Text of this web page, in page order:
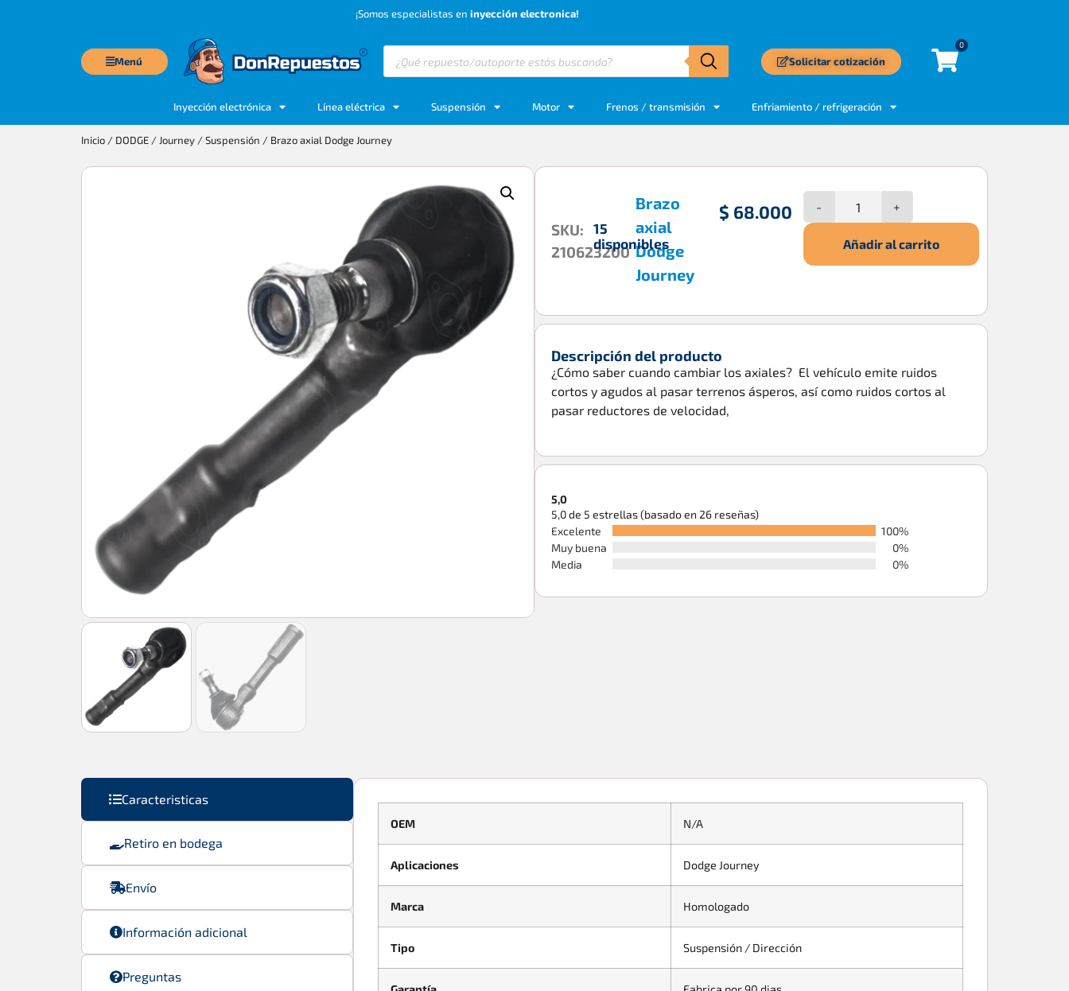
¡Somos especialistas en inyección electronica!
Menú Solicitar cotización
0
Inyección electrónica Línea eléctrica Suspensión Motor Frenos / transmisión Enfriamiento / refrigeración
Inicio / DODGE /Journey /Suspensión / Brazo axial Dodge Journey
Brazo
axial
Dodge
Journey
$ 68.000
SKU:
210623200
15
disponibles
- +
Añadir al carrito
Descripción del producto
¿Cómo saber cuando cambiar los axiales? El vehículo emite ruidos
cortos y agudos al pasar terrenos ásperos, así como ruidos cortos al
pasar reductores de velocidad,
5,0
5,0 de 5 estrellas (basado en 26 reseñas)
Excelente
100%
Muy buena
0%
Media
0%
Caracteristicas
Retiro en bodega
Envío
Información adicional
Preguntas
OEM N/A
Aplicaciones Dodge Journey
Marca Homologado
Tipo Suspensión / Dirección